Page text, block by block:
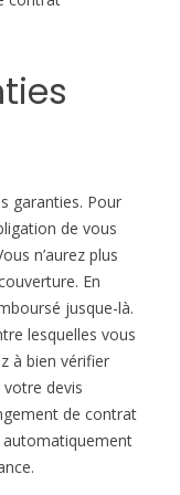
garanties. Pour
de vous
n’aurez plus
En
jusque-là.
lesquelles vous
à bien vérifier
devis
de contrat
automatiquement